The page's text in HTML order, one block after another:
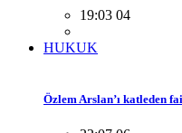
19:03 04
HUKUK
Özlem Arslan’ı katleden